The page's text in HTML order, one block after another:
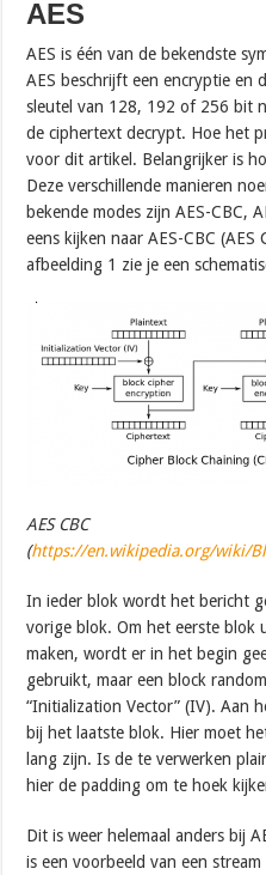
AES
AES is één van de bekendste
AES beschrijft een encryptie en
sleutel van 128, 192 of 256 bit
de ciphertext decrypt. Hoe het
voor dit artikel. Belangrijker is
Deze verschillende manieren
bekende modes zijn AES-CBC,
eens kijken naar AES-CBC
afbeelding 1 zie je een
AES CBC
(https://en.wikipedia.org/wiki/
In ieder blok wordt het bericht
vorige blok. Om het eerste blok
maken, wordt er in het begin
gebruikt, maar een block
“Initialization Vector” (IV). Aan
bij het laatste blok. Hier moet
lang zijn. Is de te verwerken
hier de padding om te hoek
Dit is weer helemaal anders bij
is een voorbeeld van een